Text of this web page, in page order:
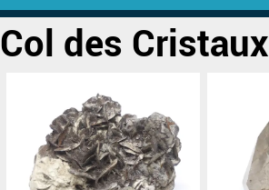
Col des Cristaux